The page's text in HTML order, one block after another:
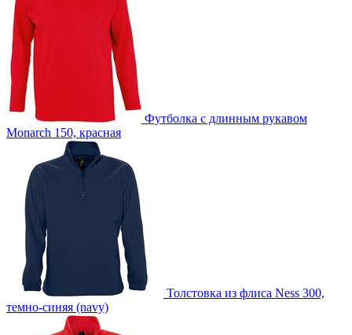
B2 -Шелкография на текстиль (5 цветов)
D2 -Шелкография с трансфером (5 цветов)
custm -Карманы custm -Кнопки
custm -Лейблы и шильды
custm -Светоотражающие лейблы
custm -Тканевые лейблы
Футболка с длинным рукавом
Monarch 150, красная
Толстовка из флиса Ness 300,
темно-синяя (navy)